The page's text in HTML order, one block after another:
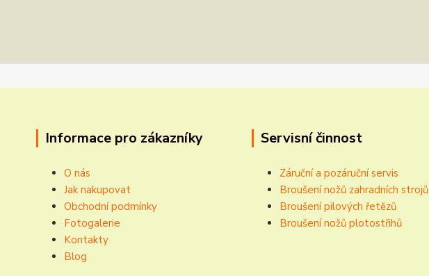
Informace pro zákazníky
O nás
Jak nakupovat
Obchodní podmínky
Fotogalerie
Kontakty
Blog
Servisní činnost
Záruční a pozáruční servis
Broušení nožů zahradních strojů
Broušení pilových řetězů
Broušení nožů plotostřihů